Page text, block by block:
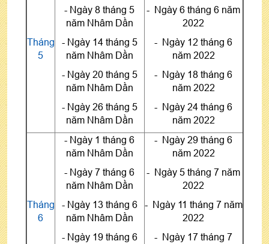
Tháng
5
- Ngày 8 tháng 5
năm Nhâm Dần
- Ngày 14 tháng 5
năm Nhâm Dần
- Ngày 20 tháng 5
năm Nhâm Dần
- Ngày 26 tháng 5
năm Nhâm Dần
- Ngày 6 tháng 6 năm
2022
- Ngày 12 tháng 6
năm 2022
- Ngày 18 tháng 6
năm 2022
- Ngày 24 tháng 6
năm 2022
Tháng
6
- Ngày 1 tháng 6
năm Nhâm Dần
- Ngày 7 tháng 6
năm Nhâm Dần
- Ngày 13 tháng 6
năm Nhâm Dần
- Ngày 19 tháng 6
- Ngày 29 tháng 6
năm 2022
- Ngày 5 tháng 7 năm
2022
- Ngày 11 tháng 7 năm
2022
- Ngày 17 tháng 7